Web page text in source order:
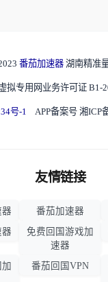
番茄加速器 湖南精准
拟专用网业务许可证 B1-
号-1 APP备案号 湘ICP
友情链接
番茄加速器
免费回国游戏加
速器
番茄回国VPN